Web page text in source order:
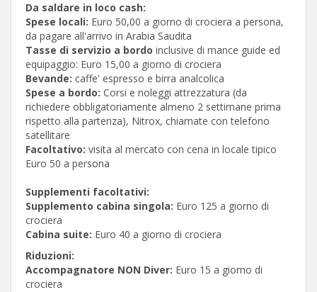
Da saldare in loco cash:
Spese locali: Euro 50,00 a giorno di crociera a persona,
da pagare all'arrivo in Arabia Saudita
Tasse di servizio a bordo inclusive di mance guide ed
equipaggio: Euro 15,00 a giorno di crociera
Bevande: caffe' espresso e birra analcolica
Spese a bordo: Corsi e noleggi attrezzatura (da
richiedere obbligatoriamente almeno 2 settimane prima
rispetto alla partenza), Nitrox, chiamate con telefono
satellitare
Facoltativo: visita al mercato con cena in locale tipico
Euro 50 a persona
Supplementi facoltativi:
Supplemento cabina singola: Euro 125 a giorno di
crociera
Cabina suite: Euro 40 a giorno di crociera
Riduzioni:
Accompagnatore NON Diver: Euro 15 a giorno di
crociera